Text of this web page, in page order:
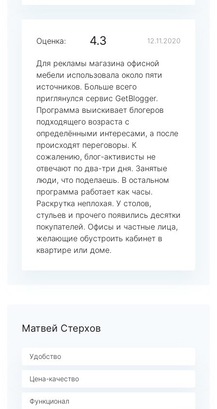
Оценка: 4.3 12.11.2020
Для рекламы магазина офисной
мебели использовала около пяти
источников. Больше всего
приглянулся сервис GetBlogger.
Программа выискивает блогеров
подходящего возраста с
определёнными интересами, а после
происходят переговоры. К
сожалению, блог-активисты не
отвечают по два-три дня. Занятые
люди, что поделаешь. В остальном
программа работает как часы.
Раскрутка неплохая. У столов,
стульев и прочего появились десятки
покупателей. Офисы и частные лица,
желающие обустроить кабинет в
квартире или доме.
Матвей Стерхов
Удобство
Цена-качество
Функционал